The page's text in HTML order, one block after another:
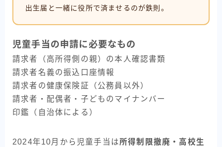
出生届と一緒に役所で済ませるのが鉄則。
児童手当の申請に必要なもの
請求者（高所得側の親）の本人確認書類
請求者名義の振込口座情報
請求者の健康保険証（公務員以外）
請求者・配偶者・子どものマイナンバー
印鑑（自治体による）
2024年10月から児童手当は所得制限撤廃・高校生